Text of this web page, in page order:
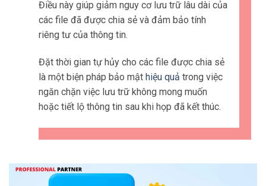
Điều này giúp giảm nguy cơ lưu trữ lâu dài của
các file đã được chia sẻ và đảm bảo tính
riêng tư của thông tin.
Đặt thời gian tự hủy cho các file được chia sẻ
là một biện pháp bảo mật hiệu quả trong việc
ngăn chặn việc lưu trữ không mong muốn
hoặc tiết lộ thông tin sau khi họp đã kết thúc.